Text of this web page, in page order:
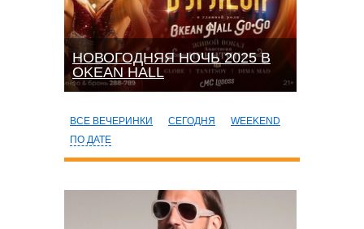
НОВОГОДНЯЯ НОЧЬ 2025 В
OKEАN HALL
ВСЕ ВЕЧЕРИНКИ СЕГОДНЯ
WEEKEND
ПО ДАТЕ